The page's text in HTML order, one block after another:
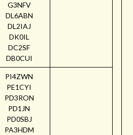
G3NFV
DL6ABN
DL2IAJ
DK0IL
DC2SF
DB0CUI
PI4ZWN
PE1CYI
PD3RON
PD1JN
PD0SBJ
PA3HDM